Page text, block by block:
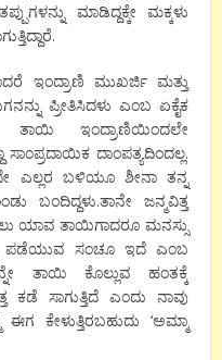
ಮಾಡಿದ್ದಕ್ಕೇ ಮಕ್ಕಳು
ಇಂದ್ರಾಣಿ ಮುಖರ್ಜಿ ಮತ್ತು
ಪ್ರೀತಿಸಿದಳು ಎಂಬ ಏಕೈಕ
ಇಂದ್ರಾಣಿಯಿಂದಲೇ
ದಾಂಪತ್ಯದಿಂದಲ್ಲ.
ಎಲ್ಲರ ಬಳಿಯೂ ಶೀನಾ ತನ್ನ
ಬಂದಿದ್ದಳು.ತಾನೇ ಜನ್ಮವಿತ್ತ
ಯಾವ ತಾಯಿಗಾದರೂ ಮನಸ್ಸು
ಪಡೆಯುವ ಸಂಚೂ ಇದೆ ಎಂಬ
ತಾಯಿ ಕೊಲ್ಲುವ ಹಂತಕ್ಕೆ
ಕಡೆ ಸಾಗುತ್ತಿದೆ ಎಂದು ನಾವು
ಕೇಳುತ್ತಿರಬಹುದು ‘ಅಮ್ಮಾ